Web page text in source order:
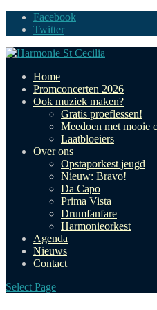
Facebook
Twitter
Home
Promconcerten 2026
Ook muziek maken?
Gratis proeflessen!
Meedoen met mooie
Laatbloeiers
Over ons
Opstaporkest jeugd
Nieuw: Bravo!
Da Capo
Prima Vista
Drumfanfare
Harmonieorkest
Agenda
Nieuws
Contact
Select Page